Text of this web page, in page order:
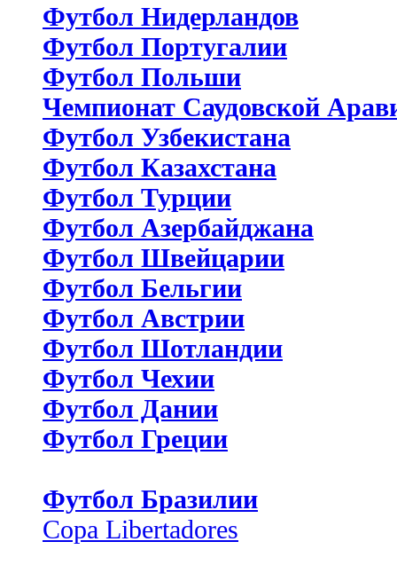
Футбол Нидерландов
Футбол Португалии
Футбол Польши
Чемпионат Саудовской
Футбол Узбекистана
Футбол Казахстана
Футбол Турции
Футбол Азербайджана
Футбол Швейцарии
Футбол Бельгии
Футбол Австрии
Футбол Шотландии
Футбол Чехии
Футбол Дании
Футбол Греции
Футбол Бразилии
Copa Libertadores